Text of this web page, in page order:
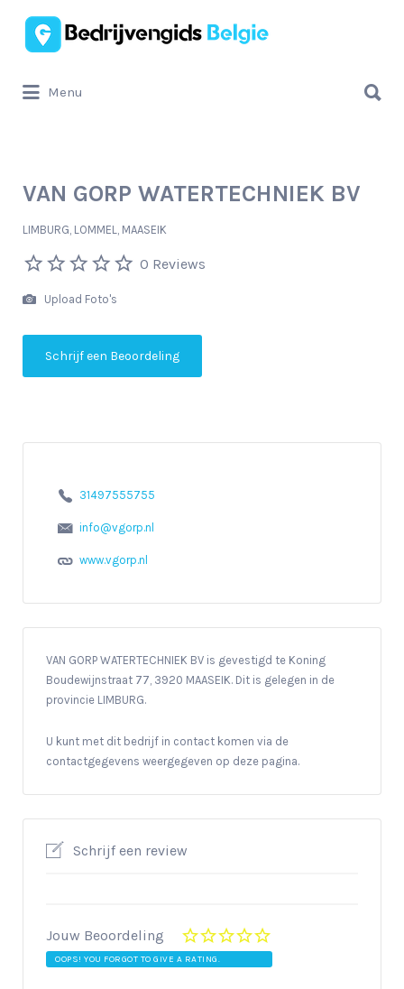
Zoek
naar:
Menu
naar:
VAN GORP WATERTECHNIEK BV
LIMBURG, LOMMEL, MAASEIK
0 Reviews
Upload Foto's
Schrijf een Beoordeling
31497555755
info@vgorp.nl
www.vgorp.nl
VAN GORP WATERTECHNIEK BV is gevestigd te Koning
Boudewijnstraat 77, 3920 MAASEIK. Dit is gelegen in de
provincie LIMBURG.
U kunt met dit bedrijf in contact komen via de
contactgegevens weergegeven op deze pagina.
Schrijf een review
Jouw Beoordeling
OOPS! YOU FORGOT TO GIVE A RATING.